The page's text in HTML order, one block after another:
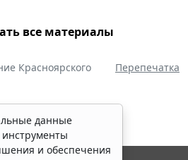
все материалы
Красноярского
Перепечатка
данные
и обеспечения